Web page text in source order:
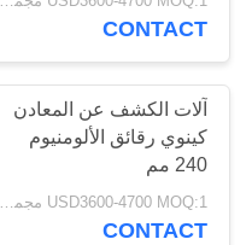
CONTACT
آلات الكشف عن المعادن
كينوي رقائق الألومنيوم
240 مم
USD3600-4700 MOQ:1 مجموعة
CONTACT